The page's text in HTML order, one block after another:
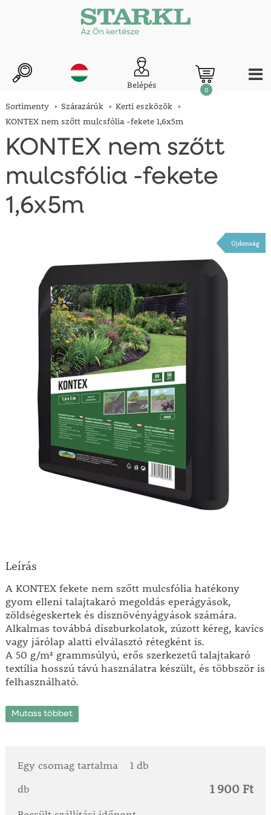
Belépés 0
Sortimenty Szárazárúk
Kerti eszközök
KONTEX nem szőtt mulcsfólia -fekete 1,6x5m
KONTEX nem szőtt
mulcsfólia -fekete
1,6x5m
Újdonság
Leírás
A KONTEX fekete nem szőtt mulcsfólia hatékony
gyom elleni talajtakaró megoldás eperágyások,
zöldségeskertek és dísznövényágyások számára.
Alkalmas továbbá díszburkolatok, zúzott kéreg, kavics
vagy járólap alatti elválasztó rétegként is.
A 50 g/m² grammsúlyú, erős szerkezetű talajtakaró
textília hosszú távú használatra készült, és többször is
felhasználható.
Mire használható a fekete nem szőtt mulcsfólia?
- Eper- és zöldségágyások mulcsozására
- Kavics, fakéreg vagy térkő alá elválasztó rétegként
- Kerti utak és díszburkolatok alaprétegeként
Mutass többet
Egy csomag tartalma
1 db
db
1 900 Ft